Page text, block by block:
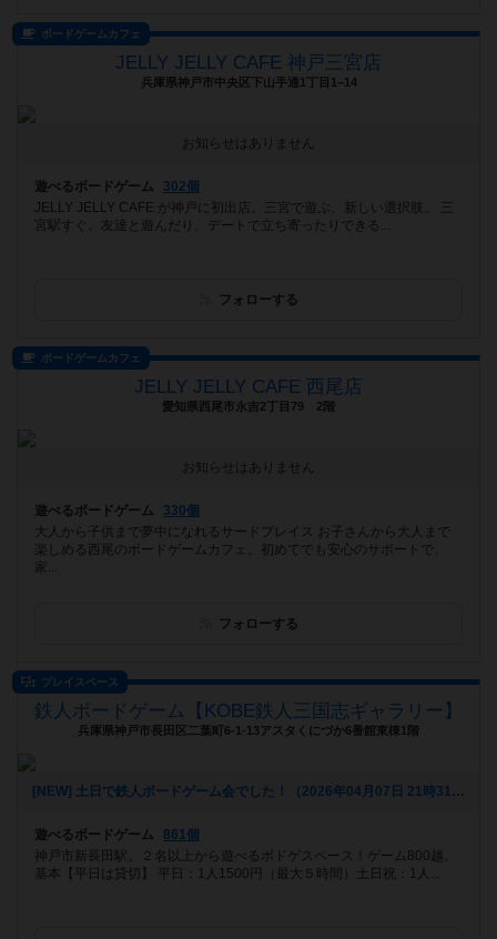
ボードゲームカフェ
JELLY JELLY CAFE 神戸三宮店
兵庫県神戸市中央区下山手通1丁目1−14
お知らせはありません
遊べるボードゲーム
302個
JELLY JELLY CAFE が神戸に初出店。三宮で遊ぶ、新しい選択肢。 三
宮駅すぐ。友達と遊んだり、デートで立ち寄ったりできる...
フォローする
ボードゲームカフェ
JELLY JELLY CAFE 西尾店
愛知県西尾市永吉2丁目79 2階
お知らせはありません
遊べるボードゲーム
330個
大人から子供まで夢中になれるサードプレイス お子さんから大人まで
楽しめる西尾のボードゲームカフェ。初めてでも安心のサポートで、
家...
フォローする
プレイスペース
鉄人ボードゲーム【KOBE鉄人三国志ギャラリー】
兵庫県神戸市長田区二葉町6-1-13アスタくにづか6番館東棟1階
[NEW] 土日で鉄人ボードゲーム会でした！（2026年04月07日 21時31分）
遊べるボードゲーム
861個
神戸市新長田駅。２名以上から遊べるボドゲスペース！ゲーム800越。
基本【平日は貸切】 平日：1人1500円（最大５時間）土日祝：1人...